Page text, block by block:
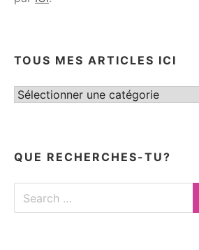
TOUS MES ARTICLES ICI
Tous
QUE RECHERCHES-TU?
Search
for: